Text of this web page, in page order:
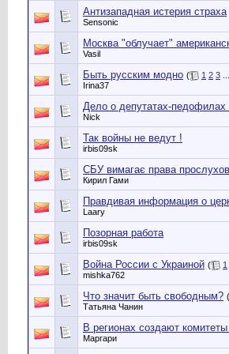
Антизападная истерия страха
Sensonic
Москва "облучает"
Vasil
Быть русским модно ( 1 2 3
Irina37
Дело о депутатах-педофилах
Nick
Так войны не ведут !
irbis09sk
СБУ вимагає права
Кирил Гами
Правдивая информация о
Laary
Позорная работа
irbis09sk
Война России с Украиной ( 1
mishka762
Что значит быть свободным? (
Татьяна Чанин
В регионах создают
Маргари